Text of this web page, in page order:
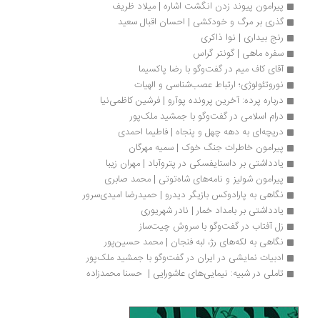
پیرامون پیوند زدن انگشت اشاره | میلاد ظریف
گذری بر مرگ و خودکشی | احسان اقبال سعید
رنج بیداری | نوا ذاکری
سفره ماهی | گونتر گراس
آقای کاف میم در گفت‌وگو با رضا پاکسیما
نوروتئولوژی؛ ارتباط عصب‌شناسی و الهیات
درباره پرده: آخرین پرونده پوآرو | فرشین کاظمی‌نیا
درام اسلامی در گفت‌وگو با جمشید ملک‌پور
دریچه‌ای به دهه چهل و پنجاه | فاطیما احمدی
پیرامون خاطرات جنگ خوک | سمیه مهرگان
یادداشتی بر داستایفسکی در پتروآباد | مهران زیبا
پیرامون شولیز و نامه‌های شاه‌توتی | محمد صابری
نگاهی به پارادوکس بازیگر دیدرو | حمیدرضا امیدی‌سرور
یادداشتی بر بامداد خمار | نادر شهریوری
زل آفتاب در گفت‌وگو با سروش چیت‌ساز
نگاهی به لکه‌های رژ، لبه فنجان | محمد حسین‌پور
ادبیات نمایشی در ایران در گفت‌وگو با جمشید ملک‌پور
تاملی در شبیه: نیمایی‌های عاشورایی |  حسنا محمدزاده